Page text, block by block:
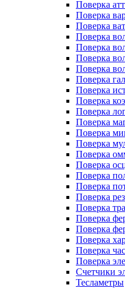
Поверка
Поверка
Поверка
Поверка
Поверка
Поверка
Поверка
Поверка
Поверка
Поверка
Поверка
Поверка
Поверка
Поверка
Поверка
Поверка
Поверка
Поверка
Поверка
Поверка
Поверка
Поверка
Поверка
Поверка
Поверка
Счетчики
Тесламетры